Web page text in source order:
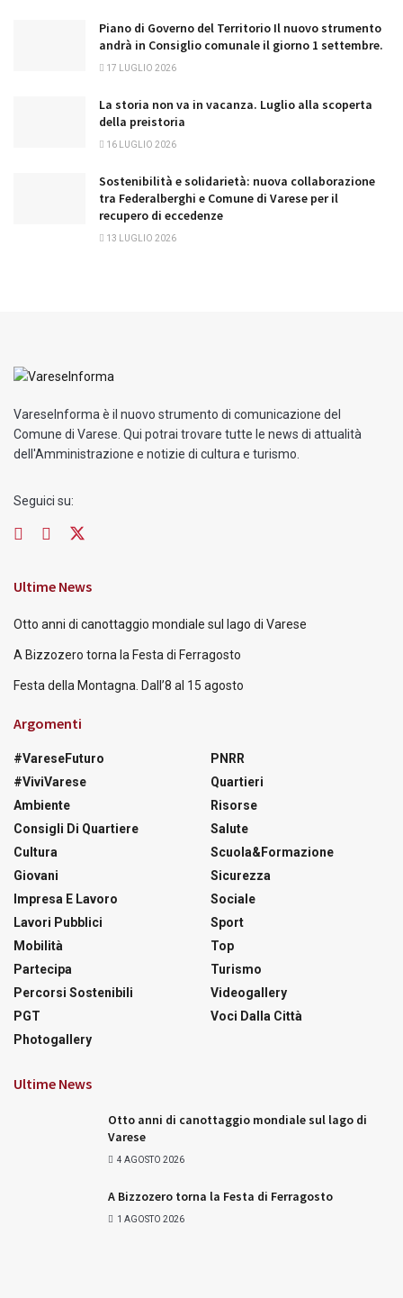
Piano di Governo del Territorio Il nuovo strumento
andrà in Consiglio comunale il giorno 1 settembre.
17 LUGLIO 2026
La storia non va in vacanza. Luglio alla scoperta
della preistoria
16 LUGLIO 2026
Sostenibilità e solidarietà: nuova collaborazione
tra Federalberghi e Comune di Varese per il
recupero di eccedenze
13 LUGLIO 2026
VareseInforma è il nuovo strumento di comunicazione del
Comune di Varese. Qui potrai trovare tutte le news di attualità
dell'Amministrazione e notizie di cultura e turismo.
Seguici su:
Ultime News
Otto anni di canottaggio mondiale sul lago di Varese
A Bizzozero torna la Festa di Ferragosto
Festa della Montagna. Dall’8 al 15 agosto
Argomenti
#VareseFuturo
#ViviVarese
Ambiente
Consigli Di Quartiere
Cultura
Giovani
Impresa E Lavoro
Lavori Pubblici
Mobilità
Partecipa
Percorsi Sostenibili
PGT
Photogallery
PNRR
Quartieri
Risorse
Salute
Scuola&Formazione
Sicurezza
Sociale
Sport
Top
Turismo
Videogallery
Voci Dalla Città
Ultime News
Otto anni di canottaggio mondiale sul lago di
Varese
4 AGOSTO 2026
A Bizzozero torna la Festa di Ferragosto
1 AGOSTO 2026